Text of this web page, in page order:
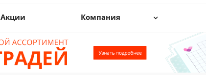
Акции Компания